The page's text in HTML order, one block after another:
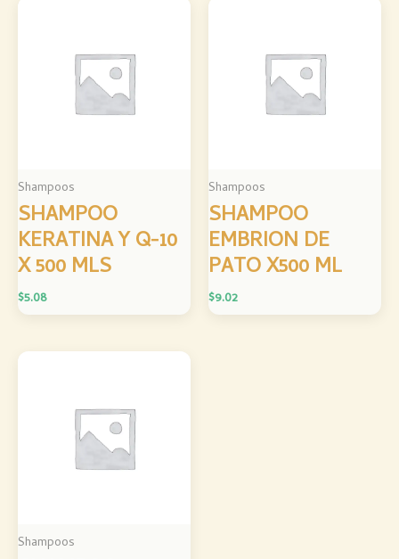
Shampoos
SHAMPOO
KERATINA Y Q-10
X 500 MLS
$5.08
Shampoos
SHAMPOO
EMBRION DE
PATO X500 ML
$9.02
Shampoos